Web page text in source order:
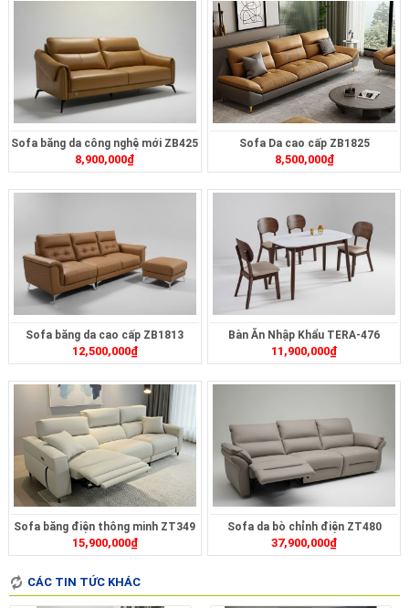
Sofa băng da công nghệ mới ZB425
8,900,000₫
Sofa Da cao cấp ZB1825
8,500,000₫
Sofa băng da cao cấp ZB1813
12,500,000₫
Bàn Ăn Nhập Khẩu TERA-476
11,900,000₫
Sofa băng điện thông minh ZT349
15,900,000₫
Sofa da bò chỉnh điện ZT480
37,900,000₫
CÁC TIN TỨC KHÁC